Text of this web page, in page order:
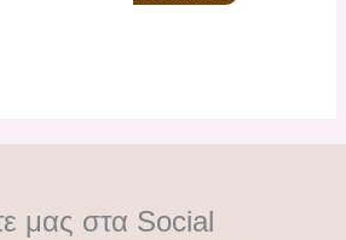
μας στα Social